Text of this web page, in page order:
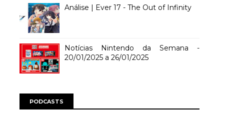
Análise | Ever 17 - The Out of Infinity
Notícias Nintendo da Semana -
20/01/2025 a 26/01/2025
PODCASTS